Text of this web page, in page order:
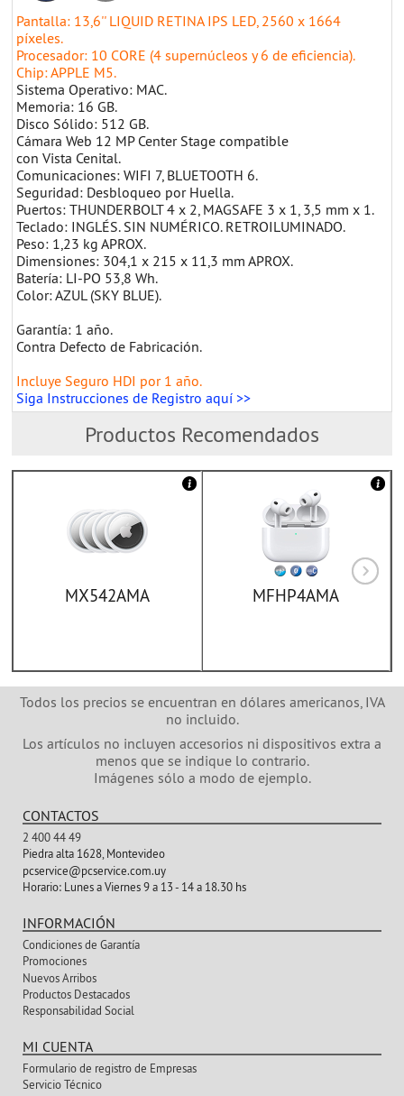
Pantalla: 13,6'' LIQUID RETINA IPS LED, 2560 x 1664
píxeles.
Procesador: 10 CORE (4 supernúcleos y 6 de eficiencia).
Chip: APPLE M5.
Sistema Operativo: MAC.
Memoria: 16 GB.
Disco Sólido: 512 GB.
Cámara Web 12 MP Center Stage compatible
con Vista Cenital.
Comunicaciones: WIFI 7, BLUETOOTH 6.
Seguridad: Desbloqueo por Huella.
Puertos: THUNDERBOLT 4 x 2, MAGSAFE 3 x 1, 3,5 mm x 1.
Teclado: INGLÉS. SIN NUMÉRICO. RETROILUMINADO.
Peso: 1,23 kg APROX.
Dimensiones: 304,1 x 215 x 11,3 mm APROX.
Batería: LI-PO 53,8 Wh.
Color: AZUL (SKY BLUE).
Garantía: 1 año.
Contra Defecto de Fabricación.
Incluye Seguro HDI por 1 año.
Siga Instrucciones de Registro aquí >>
Productos Recomendados
MX542AMA MFHP4AMA
Todos los precios se encuentran en dólares americanos, IVA
no incluido.
Los artículos no incluyen accesorios ni dispositivos extra a
menos que se indique lo contrario.
Imágenes sólo a modo de ejemplo.
CONTACTOS
2 400 44 49
Piedra alta 1628, Montevideo
pcservice@pcservice.com.uy
Horario:Lunes a Viernes 9 a 13 - 14 a 18.30 hs
INFORMACIÓN
Condiciones de Garantía
Promociones
Nuevos Arribos
Productos Destacados
Responsabilidad Social
MI CUENTA
Formulario de registro de Empresas
Servicio Técnico